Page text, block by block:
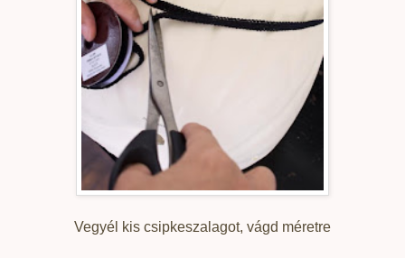
Vegyél kis csipkeszalagot, vágd méretre